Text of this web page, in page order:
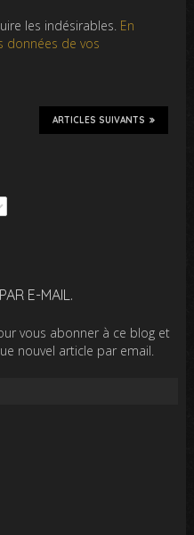
les indésirables. En
données de vos
ARTICLES SUIVANTS
E-MAIL.
vous abonner à ce blog et
nouvel article par email.